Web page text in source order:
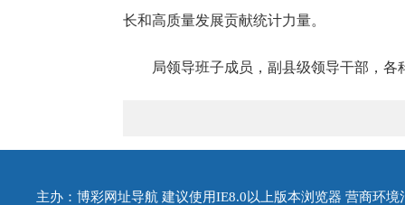
长和高质量发展贡献统计力量。
局领导班子成员，副县级领导干部，各
主办：博彩网址导航 建议使用IE8.0以上版本浏览器 营商环境